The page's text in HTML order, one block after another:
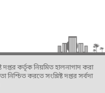
কর্তৃক নিয়মিত হালনাগাদ করা
নিশ্চিত করতে সংশ্লিষ্ট দপ্তর সর্বদা